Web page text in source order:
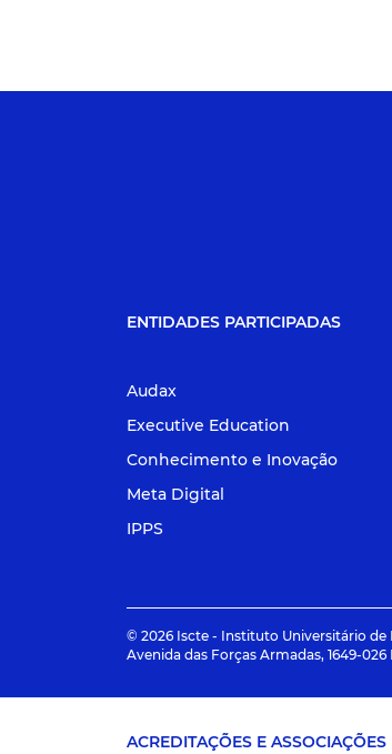
ENTIDADES PARTICIPADAS
Audax
Executive Education
Conhecimento e Inovação
Meta Digital
IPPS
© 2026 Iscte - Instituto Universitário de
Avenida das Forças Armadas, 1649-026
ACREDITAÇÕES E ASSOCIAÇÕES